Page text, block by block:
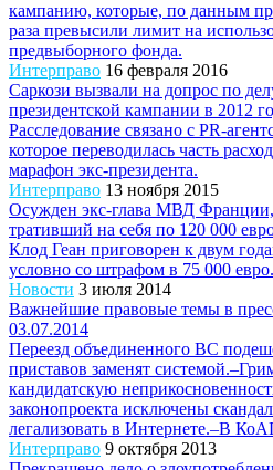
кампанию, которые, по данным
раза превысили лимит на
предвыборного фонда.
Интерправо 16 февраля 2016
Саркози вызвали на допрос по
президентской кампании в 2012
Расследование связано с PR-
которое переводилась часть
марафон экс-президента.
Интерправо 13 ноября 2015
Осужден экс-глава МВД
тративший на себя по 120 000
Клод Геан приговорен к двум
условно со штрафом в 75 000 евро.
Новости 3 июля 2014
Важнейшие правовые темы в
03.07.2014
Переезд объединенного ВС
приставов заменят
кандидатскую
законопроекта исключены
легализовать в Интернете.–В
Интерправо 9 октября 2013